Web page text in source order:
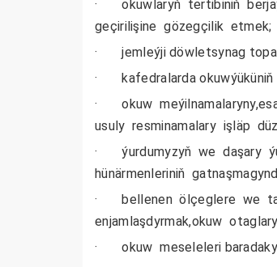
· okuwlaryň tertibiniň
geçirilişine gözegçilik etmek;
· jemleýji döwletsynag
· kafedralarda okuwýüküniň
· okuw
usuly resminamalary işläp
· ýurdumyzyň we daşary
hünärmenleriniň
· bellenen ölçeglere we
enjamlaşdyrmak,okuw
· okuw meseleleri